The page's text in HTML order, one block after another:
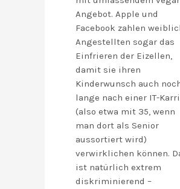
Angebot. Apple und
Facebook zahlen
Angestellten sogar das
Einfrieren der Eizellen,
damit sie ihren
Kinderwunsch auch
lange nach einer IT-
(also etwa mit 35, wenn
man dort als Senior
aussortiert wird)
verwirklichen können.
ist natürlich extrem
diskriminierend –